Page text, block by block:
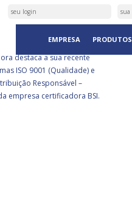
EMPRESA PRODUTOS
É
BSI
destaca a sua recente
ISO 9001 (Qualidade) e
Responsável –
empresa certificadora BSI.